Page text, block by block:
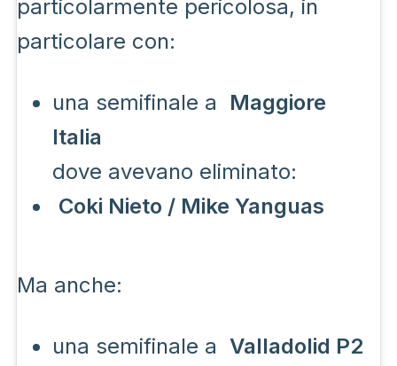
particolarmente pericolosa, in
particolare con:
una semifinale a Maggiore
Italia
dove avevano eliminato:
Coki Nieto / Mike Yanguas
Ma anche:
una semifinale a Valladolid P2